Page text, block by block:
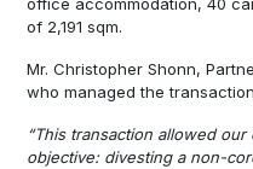
of 2,191 sqm.
Mr. Christopher Shonn,
who managed the
“This transaction allowed
objective: divesting a non-